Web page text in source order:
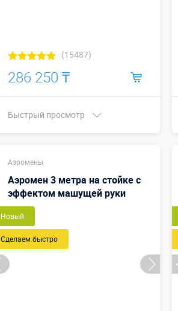
(15487)
286 250 ₸
Быстрый просмотр
Аэромены
Аэромен 3 метра на стойке с
эффектом машущей руки
Новый
Сделаем быстро